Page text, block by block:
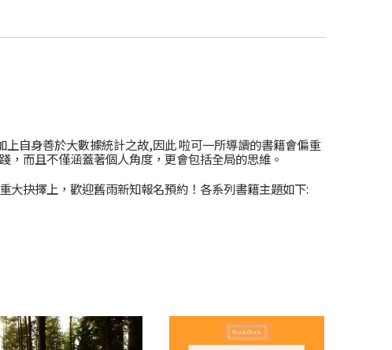
自身善於大數據統計之故,因此 啦可一所導讀的書籍會偏重
而且不僅涵蓋著個人角度，更會包括全局的思維。
大抉擇上，歡迎舊雨新知報名預約！各系列書籍主題如下: